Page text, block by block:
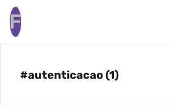
F
#autenticacao (1)